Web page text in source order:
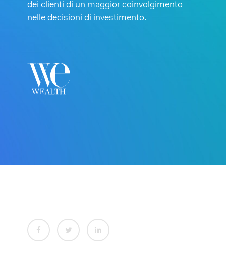
dei clienti di un maggior coinvolgimento
nelle decisioni di investimento.